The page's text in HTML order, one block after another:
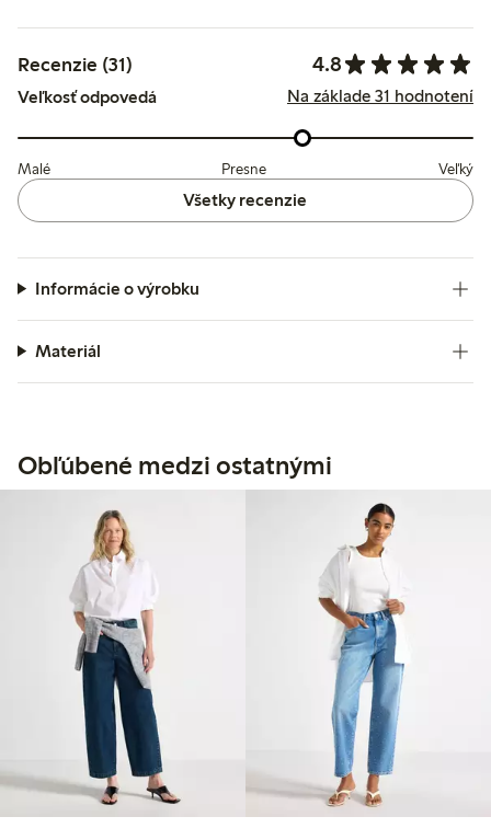
Recenzie (31) 4.8
Veľkosť odpovedá Na základe 31 hodnotení
Malé Presne Veľký
Všetky recenzie
Informácie o výrobku
Materiál
Obľúbené medzi ostatnými